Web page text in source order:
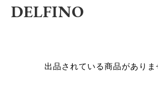
DELFINO
出品されている商品がありま